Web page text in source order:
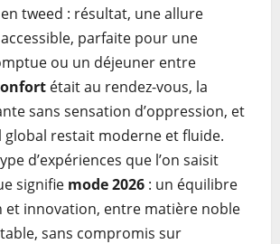
tweed : résultat, une allure
parfaite pour une
ou un déjeuner entre
était au rendez-vous, la
sans sensation d’oppression, et
global restait moderne et fluide.
d’expériences que l’on saisit
signifie mode 2026 : un équilibre
innovation, entre matière noble
sans compromis sur